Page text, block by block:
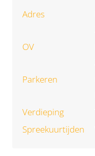
Adres
OV
Parkeren
Verdieping
Spreekuurtijden